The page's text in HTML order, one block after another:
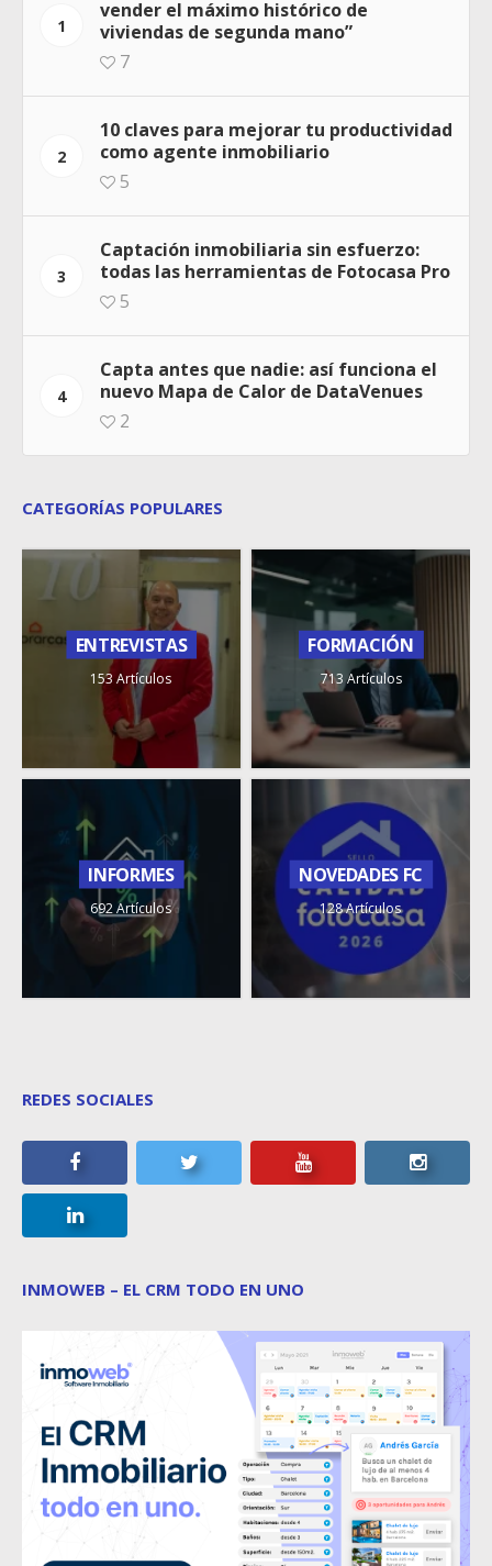
1
vender el máximo histórico de
viviendas de segunda mano”
7
2
10 claves para mejorar tu productividad
como agente inmobiliario
5
3
Captación inmobiliaria sin esfuerzo:
todas las herramientas de Fotocasa Pro
5
4
Capta antes que nadie: así funciona el
nuevo Mapa de Calor de DataVenues
2
CATEGORÍAS POPULARES
ENTREVISTAS
153 Artículos
FORMACIÓN
713 Artículos
INFORMES
692 Artículos
NOVEDADES FC
128 Artículos
REDES SOCIALES
INMOWEB – EL CRM TODO EN UNO